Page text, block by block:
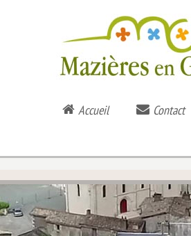
Accueil Contact